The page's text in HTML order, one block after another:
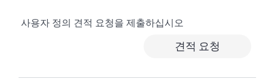
사용자 정의 견적 요청을 제출하십시오
견적 요청